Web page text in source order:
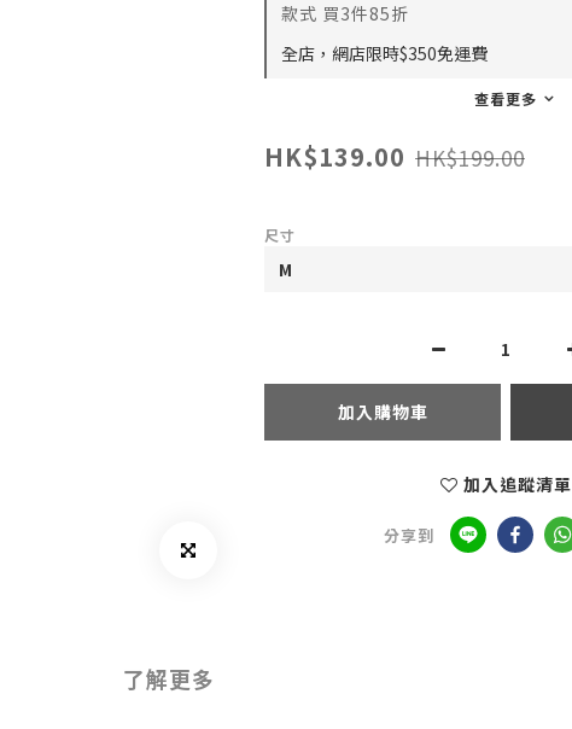
款式 買3件85折
全店，網店限時$350免運費
查看更多
HK$139.00 HK$199.00
尺寸
加入購物車
加入追蹤清單
分享到
了解更多